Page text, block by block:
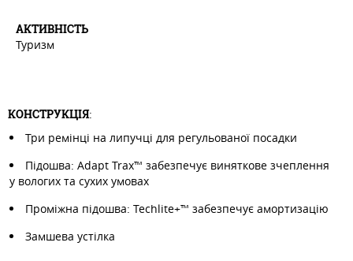
АКТИВНIСТЬ
Туризм
КОНСТРУКЦІЯ:
Три ремінці на липучці для регульованої посадки
Підошва: Adapt Trax™️ забезпечує виняткове зчеплення
у вологих та сухих умовах
Проміжна підошва: Techlite+™ забезпечує амортизацію
Замшева устілка